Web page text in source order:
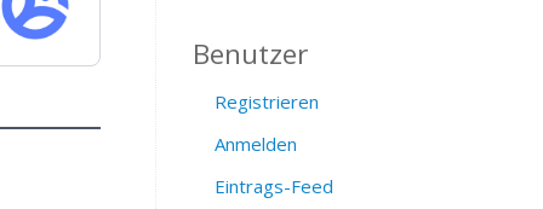
Benutzer
Registrieren
Anmelden
Eintrags-Feed